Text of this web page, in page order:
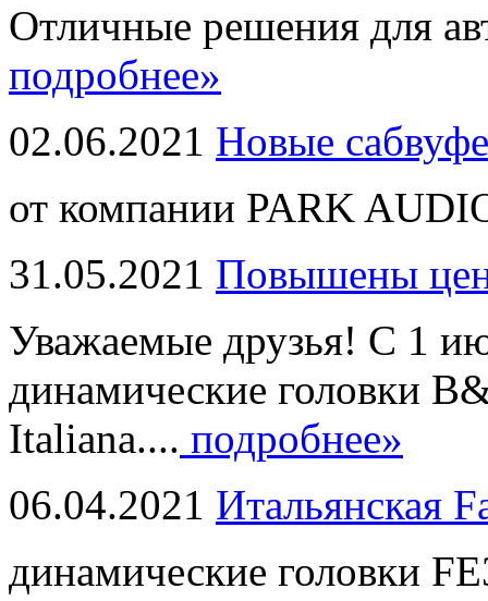
Отличные решения для
подробнее»
02.06.2021 Новые
от компании PARK
31.05.2021 Повышены
Уважаемые друзья! С 1
динамические головки
Italiana.... подробнее»
06.04.2021 Итальянская
динамические головки